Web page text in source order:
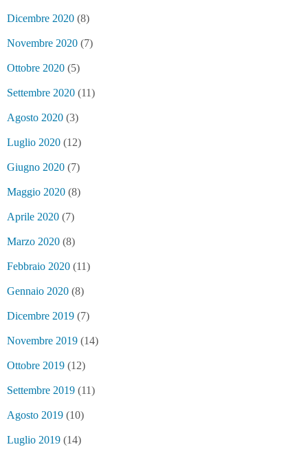
Dicembre 2020 (8)
Novembre 2020 (7)
Ottobre 2020 (5)
Settembre 2020 (11)
Agosto 2020 (3)
Luglio 2020 (12)
Giugno 2020 (7)
Maggio 2020 (8)
Aprile 2020 (7)
Marzo 2020 (8)
Febbraio 2020 (11)
Gennaio 2020 (8)
Dicembre 2019 (7)
Novembre 2019 (14)
Ottobre 2019 (12)
Settembre 2019 (11)
Agosto 2019 (10)
Luglio 2019 (14)